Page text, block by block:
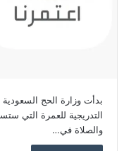
بدأت وزارة الحج
التدريجية للعمرة التي
والصلاة في…